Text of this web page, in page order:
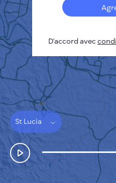
St Lucia
COMMENT
POLITIQUE
GUIDE
NOUS
D'accord avec